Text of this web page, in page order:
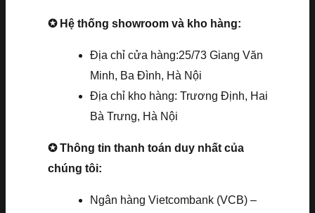
✪ Hệ thống showroom và kho hàng:
Địa chỉ cửa hàng:25/73 Giang Văn
Minh, Ba Đình, Hà Nội
Địa chỉ kho hàng: Trương Định, Hai
Bà Trưng, Hà Nội
✪ Thông tin thanh toán duy nhất của
chúng tôi:
Ngân hàng Vietcombank (VCB) –